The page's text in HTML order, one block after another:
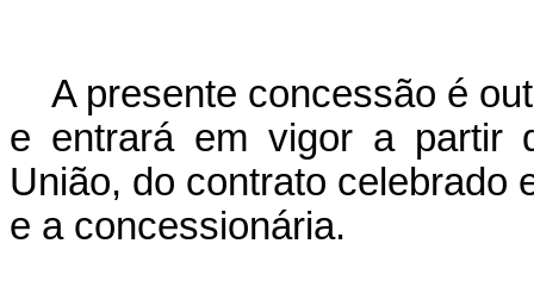
A presente concessão é
e entrará em vigor a partir
União, do contrato celebrado
e a concessionária.